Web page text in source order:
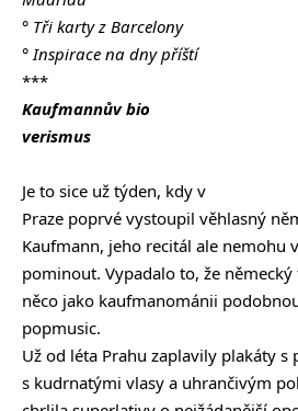
° Tři karty z Barcelony
° Inspirace na dny příští
***
Kaufmannův bio
verismus
Je to sice už týden, kdy v
Praze poprvé vystoupil věhlasný
Kaufmann, jeho recitál ale nemohu
pominout. Vypadalo to, že
něco jako kaufmanománii
popmusic.
Už od léta Prahu zaplavily plakáty
s kudrnatými vlasy a uhrančivým